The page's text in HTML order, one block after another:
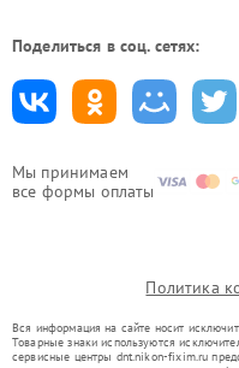
Мы принимаем
все формы оплаты
Поделиться в соц. сетях:
Политика
Вся информация на сайте носит
Товарные знаки используются
сервисные центры dnt.nikon-fixim.ru